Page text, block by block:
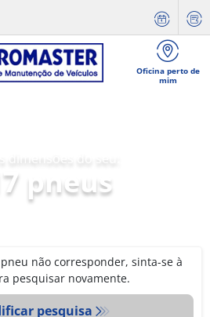
Oficina perto de
mim
pneus
não corresponder, sinta-se à
pesquisar novamente.
pesquisa